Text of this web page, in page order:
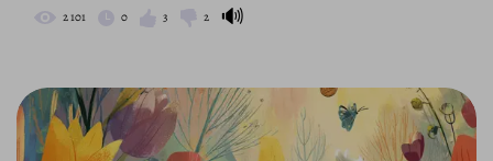
2 101 0 3 2 🔊